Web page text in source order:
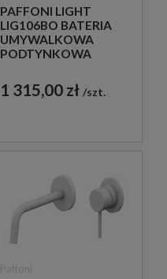
PAFFONI LIGHT
LIG106BO BATERIA
UMYWALKOWA
PODTYNKOWA
BIAŁA
1 315,00 zł szt.